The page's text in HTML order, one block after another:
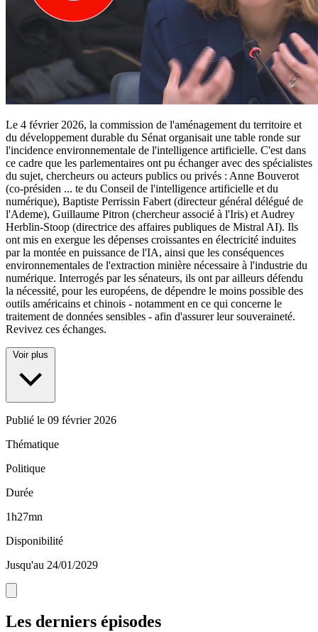
Le 4 février 2026, la commission de l'aménagement du territoire et
du développement durable du Sénat organisait une table ronde sur
l'incidence environnementale de l'intelligence artificielle. C'est dans
ce cadre que les parlementaires ont pu échanger avec des spécialistes
du sujet, chercheurs ou acteurs publics ou privés : Anne Bouverot
(co-présiden ... te du Conseil de l'intelligence artificielle et du
numérique), Baptiste Perrissin Fabert (directeur général délégué de
l'Ademe), Guillaume Pitron (chercheur associé à l'Iris) et Audrey
Herblin-Stoop (directrice des affaires publiques de Mistral AI). Ils
ont mis en exergue les dépenses croissantes en électricité induites
par la montée en puissance de l'IA, ainsi que les conséquences
environnementales de l'extraction minière nécessaire à l'industrie du
numérique. Interrogés par les sénateurs, ils ont par ailleurs défendu
la nécessité, pour les européens, de dépendre le moins possible des
outils américains et chinois - notamment en ce qui concerne le
traitement de données sensibles - afin d'assurer leur souveraineté.
Revivez ces échanges.
Voir plus
Publié le 09 février 2026
Thématique
Politique
Durée
1h27mn
Disponibilité
Jusqu'au 24/01/2029
Les derniers épisodes